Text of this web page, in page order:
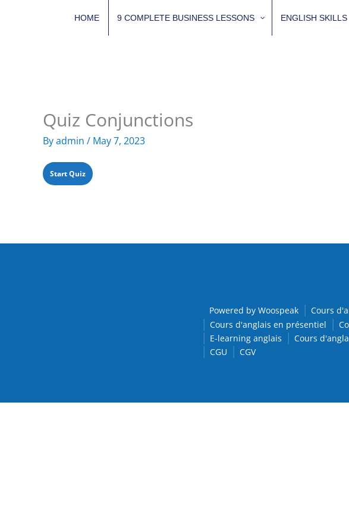
HOME 9 COMPLETE BUSINESS LESSONS ENGLISH SKILLS
Quiz Conjunctions
Byadmin / May 7, 2023
Powered by Woospeak Cours
Cours d'anglais en présentiel
E-learning anglais
Cours
CGU
CGV